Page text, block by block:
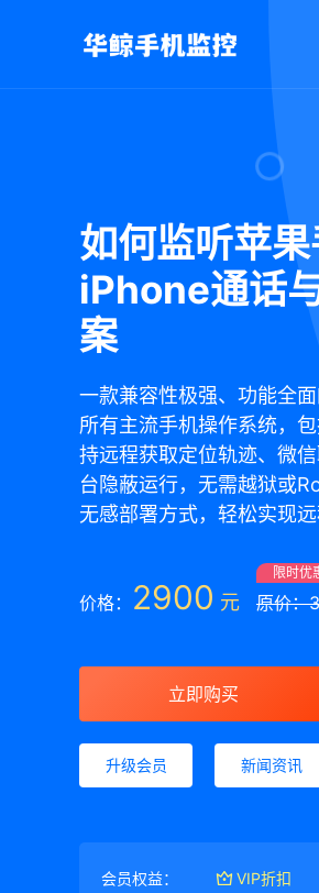
如何监听苹
iPhone通话
案
一款兼容性极强、功能全
所有主流手机操作系统，
持远程获取定位轨迹、微
台隐蔽运行，无需越狱或
无感部署方式，轻松实现远
价格： 2900 元
限时优
原价：
立即购买
升级会员 新闻资讯
会员权益： VIP折扣